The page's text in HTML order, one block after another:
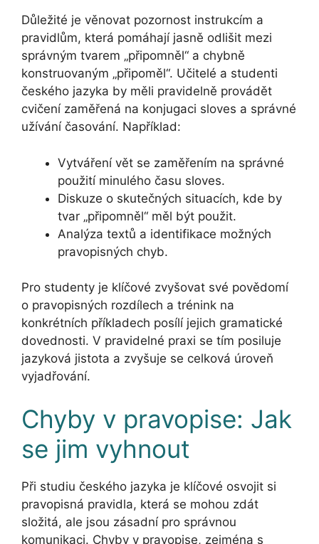
Důležité je věnovat pozornost instrukcím a
pravidlům, která pomáhají jasně odlišit mezi
správným tvarem „připomněl“ a chybně
konstruovaným „připoměl“. Učitelé a studenti
českého jazyka by měli pravidelně provádět
cvičení zaměřená na konjugaci sloves a správné
užívání časování. Například:
Vytváření vět se zaměřením na správné
použití minulého času sloves.
Diskuze o skutečných situacích, kde by
tvar „připomněl“ měl být použit.
Analýza textů a identifikace možných
pravopisných chyb.
Pro studenty je klíčové zvyšovat své povědomí
o pravopisných rozdílech a trénink na
konkrétních příkladech posílí jejich gramatické
dovednosti. V pravidelné praxi se tím posiluje
jazyková jistota a zvyšuje se celková úroveň
vyjadřování.
Chyby v pravopise: Jak
se jim vyhnout
Při studiu českého jazyka je klíčové osvojit si
pravopisná pravidla, která se mohou zdát
složitá, ale jsou zásadní pro správnou
komunikaci. Chyby v pravopise, zejména s